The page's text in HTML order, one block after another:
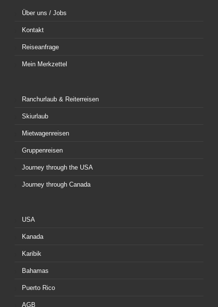
Über uns / Jobs
Kontakt
Reiseanfrage
Mein Merkzettel
Ranchurlaub & Reiterreisen
Skiurlaub
Mietwagenreisen
Gruppenreisen
Journey through the USA
Journey through Canada
USA
Kanada
Karibik
Bahamas
Puerto Rico
AGB